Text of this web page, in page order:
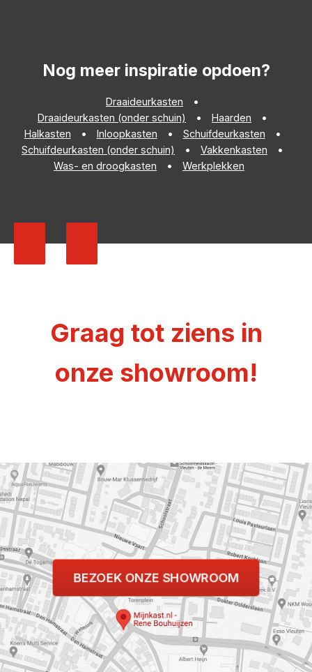
Nog meer inspiratie opdoen?
Draaideurkasten
Draaideurkasten (onder schuin)
Haarden
Halkasten
Inloopkasten
Schuifdeurkasten
Schuifdeurkasten (onder schuin)
Vakkenkasten
Was- en droogkasten
Werkplekken
Graag tot ziens in
onze showroom!
BEZOEK ONZE SHOWROOM